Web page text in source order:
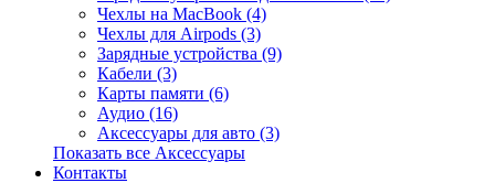
Чехлы на MacBook (4)
Чехлы для Airpods (3)
Зарядные устройства (9)
Кабели (3)
Карты памяти (6)
Аудио (16)
Аксессуары для авто (3)
Показать все Аксессуары
Контакты